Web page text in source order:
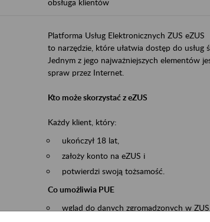
obsługa klientów
Platforma Usług Elektronicznych ZUS eZUS
to narzędzie, które ułatwia dostęp do usług
Jednym z jego najważniejszych elementów
spraw przez Internet.
Kto może skorzystać z eZUS
Każdy klient, który:
ukończył 18 lat,
założy konto na eZUS i
potwierdzi swoją tożsamość.
Co umożliwia PUE
wgląd do danych zgromadzonych w ZUS,